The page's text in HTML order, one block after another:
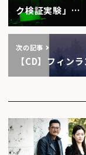
ク検証実験」…
次の記事
【CD】フィン